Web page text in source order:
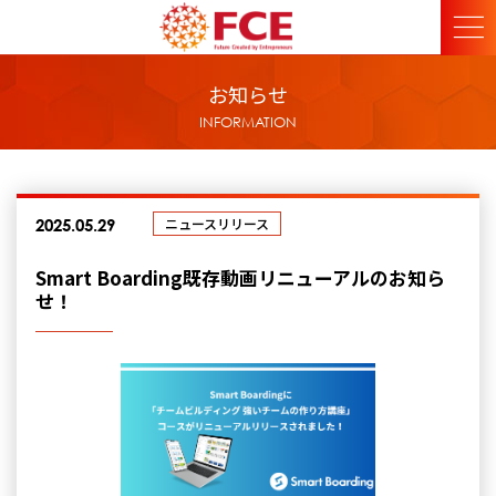
お知らせ
INFORMATION
2025.05.29 ニュースリリース
Smart Boarding既存動画リニューアルのお知ら
せ！